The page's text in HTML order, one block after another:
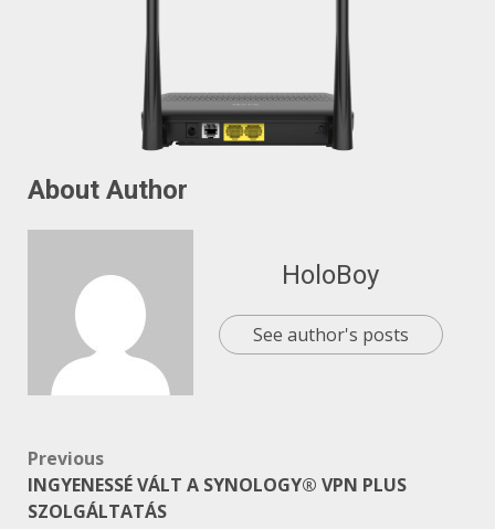
About Author
HoloBoy
See author's posts
Post
navigation
Previous
INGYENESSÉ VÁLT A SYNOLOGY® VPN PLUS
SZOLGÁLTATÁS